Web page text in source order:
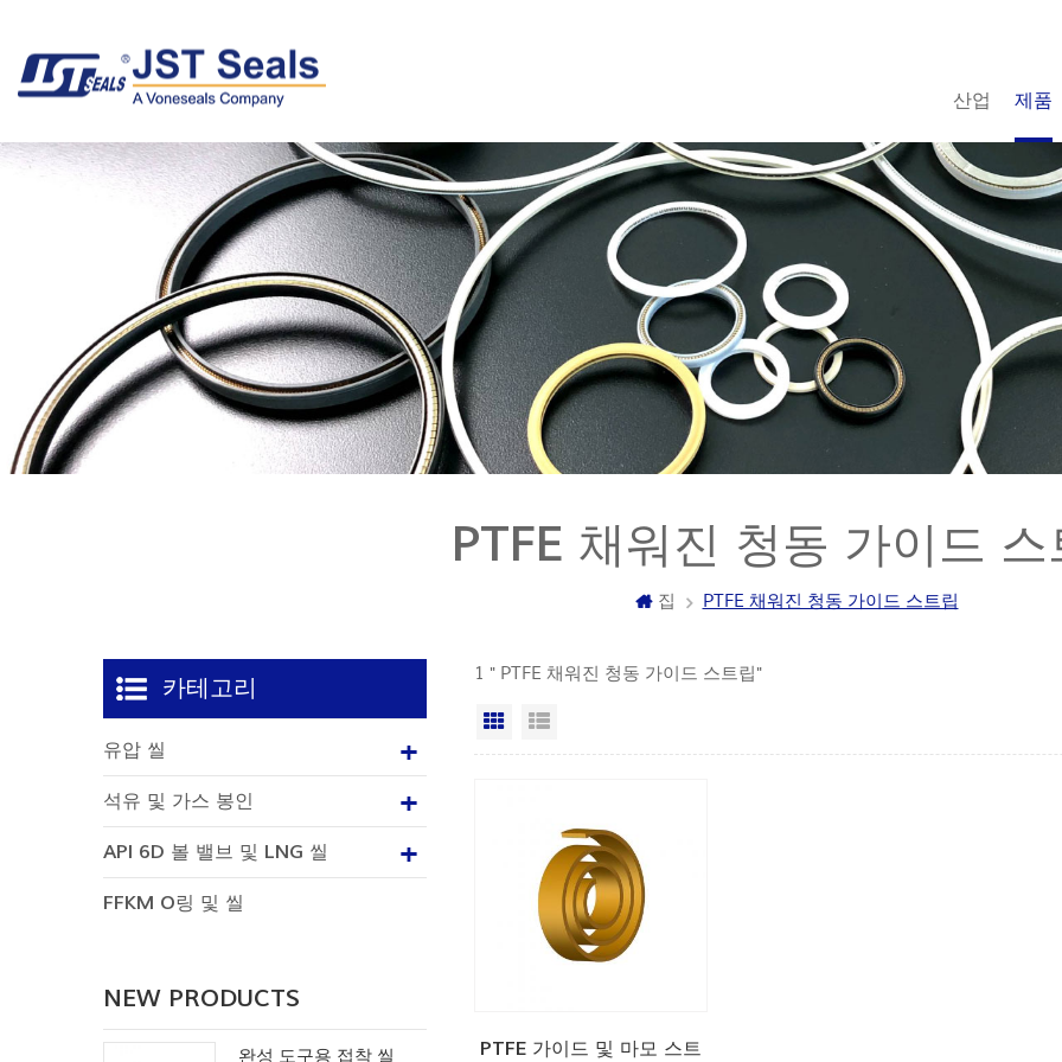
산업 제품
PTFE 채워진 청동 가이드 스
집 PTFE 채워진 청동 가이드 스트립
1 " PTFE 채워진 청동 가이드 스트립"
격자보기
PTFE 가이드 및 마모 스트
카테고리
유압 씰
석유 및 가스 봉인
API 6D 볼 밸브 및 LNG 씰
FFKM O링 및 씰
NEW PRODUCTS
완성 도구용 접착 씰